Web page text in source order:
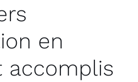
en
accomplis